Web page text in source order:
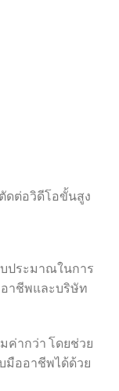
ดต่อวิดีโอขั้นสูง
ประมาณในการ
าชีพและบริษัท
ค่ากว่า โดยช่วย
มืออาชีพได้ด้วย